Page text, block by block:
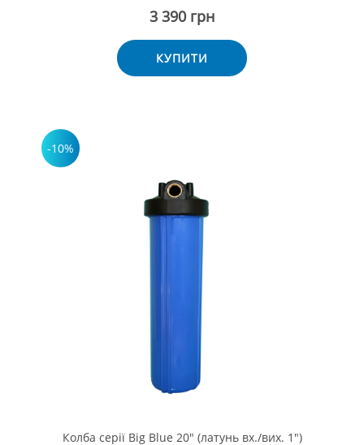
3 390 грн
КУПИТИ
-10%
Колба серії Big Blue 20" (латунь вх./вих. 1")